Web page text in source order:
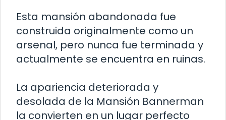
Esta mansión abandonada fue
construida originalmente como un
arsenal, pero nunca fue terminada y
actualmente se encuentra en ruinas.
La apariencia deteriorada y
desolada de la Mansión Bannerman
la convierten en un lugar perfecto